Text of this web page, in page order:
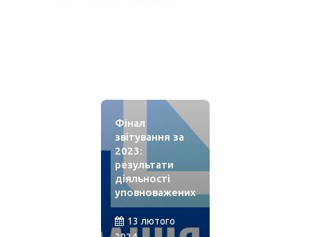
Фінал
звітування за
2023:
результати
діяльності
уповноважених
13 лютого